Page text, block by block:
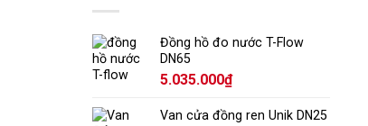
Đồng hồ đo nước T-Flow
DN65
5.035.000₫
Van cửa đồng ren Unik DN25